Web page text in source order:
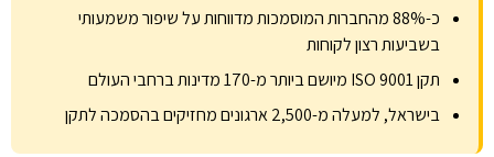
כ-88% מהחברות המוסמכות מדווחות על שיפור משמעותי
בשביעות רצון לקוחות
תקן ISO 9001 מיושם ביותר מ-170 מדינות ברחבי העולם
בישראל, למעלה מ-2,500 ארגונים מחזיקים בהסמכה לתקן